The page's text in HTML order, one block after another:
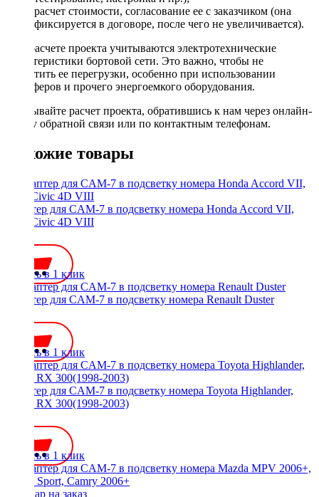
расчет стоимости, согласование ее с заказчиком (она
фиксируется в договоре, после чего не увеличивается).
При расчете проекта учитываются электротехнические
характеристики бортовой сети. Это важно, чтобы не
допустить ее перегрузки, особенно при использовании
сабвуферов и прочего энергоемкого оборудования.
Заказывайте расчет проекта, обратившись к нам через онлайн-
форму обратной связи или по контактным телефонам.
Похожие товары
Адаптер для CAM-7 в подсветку номера Honda Accord VII,
VIII, Civic 4D VIII
Купить в 1 клик
Адаптер для CAM-7 в подсветку номера Renault Duster
Купить в 1 клик
Адаптер для CAM-7 в подсветку номера Toyota Highlander,
Lexus RX 300(1998-2003)
Купить в 1 клик